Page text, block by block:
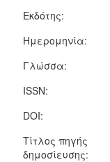
Εκδότης:
Ημερομηνία:
Γλώσσα:
ISSN:
DOI:
Τίτλος πηγής
δημοσίευσης: